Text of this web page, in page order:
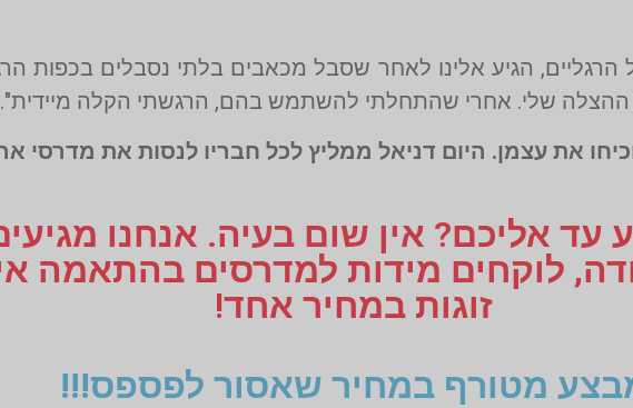
הגיע אלינו לאחר שסבל מכאבים בלתי נסבלים בכפות
ההצלה שלי. אחרי שהתחלתי להשתמש בהם, הרגשתי הקלה מיידית".
את עצמן. היום דניאל ממליץ לכל חבריו לנסות את מדרסי
עד אליכם? אין שום בעיה. אנחנו
זוגות במחיר אחד!
מטורף במחיר שאסור לפספס!!!